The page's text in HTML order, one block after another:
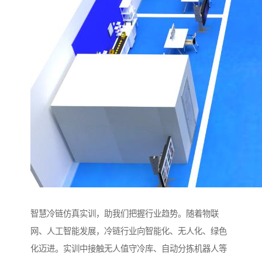
智慧冷链仿真实训，助我们把握行业趋势。随着物联
网、人工智能发展，冷链行业向智能化、无人化、绿色
化迈进。实训中接触无人值守冷库、自动分拣机器人等